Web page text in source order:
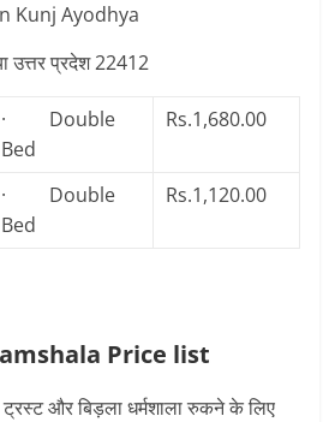
Kunj Ayodhya
उत्तर प्रदेश 22412
· Double
Bed
Rs.1,680.00
· Double
Bed
Rs.1,120.00
Price list
और बिड़ला धर्मशाला रुकने के लिए